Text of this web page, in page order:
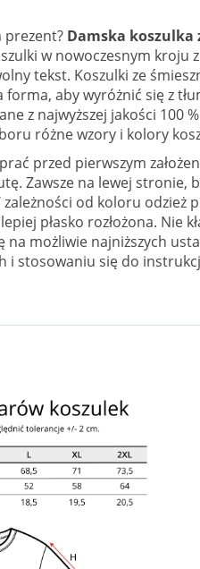
prezent? Damska koszulka
w nowoczesnym
tekst. Koszulki ze
aby wyróżnić się z
z najwyższej jakości 100
różne wzory i kolory
przed pierwszym
Zawsze na lewej stronie,
od koloru
płasko rozłożona. Nie
możliwie najniższych
i stosowaniu się do